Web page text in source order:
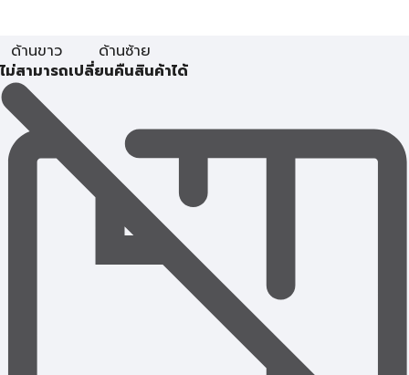
ด้านขาว
ด้านซ้าย
ไม่สามารถเปลี่ยนคืนสินค้าได้